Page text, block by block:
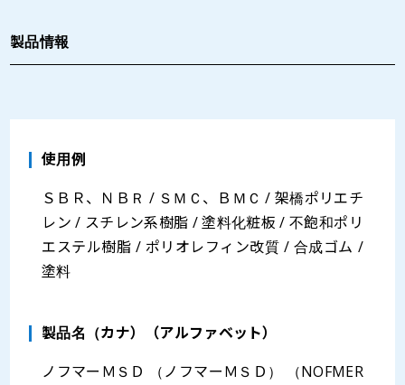
製品情報
使用例
ＳＢＲ、ＮＢＲ / ＳＭＣ、ＢＭＣ / 架橋ポリエチ
レン / スチレン系樹脂 / 塗料化粧板 / 不飽和ポリ
エステル樹脂 / ポリオレフィン改質 / 合成ゴム /
塗料
製品名（カナ）（アルファベット）
ノフマーＭＳＤ （ノフマーＭＳＤ） （NOFMER